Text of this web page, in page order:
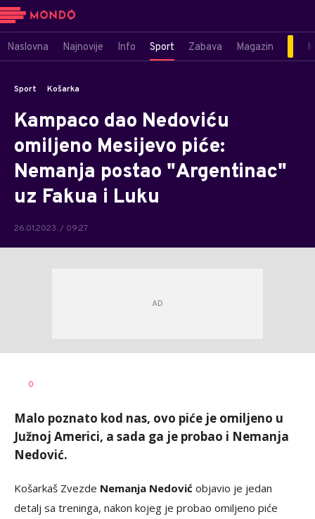
Naslovna Najnovije Info Sport Zabava Magazin
Sport Košarka
Kampaco dao Nedoviću
omiljeno Mesijevo piće:
Nemanja postao "Argentinac"
uz Fakua i Luku
26.01.2023. / 09:27
AUTOR
0
Malo poznato kod nas, ovo piće je omiljeno u
Južnoj Americi, a sada ga je probao i Nemanja
Nedović.
Košarkaš Zvezde Nemanja Nedović objavio je jedan
detalj sa treninga, nakon kojeg je probao omiljeno piće